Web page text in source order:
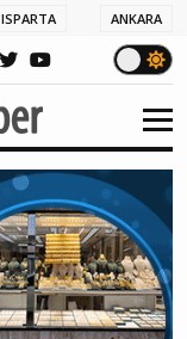
ISPARTA ANKARA